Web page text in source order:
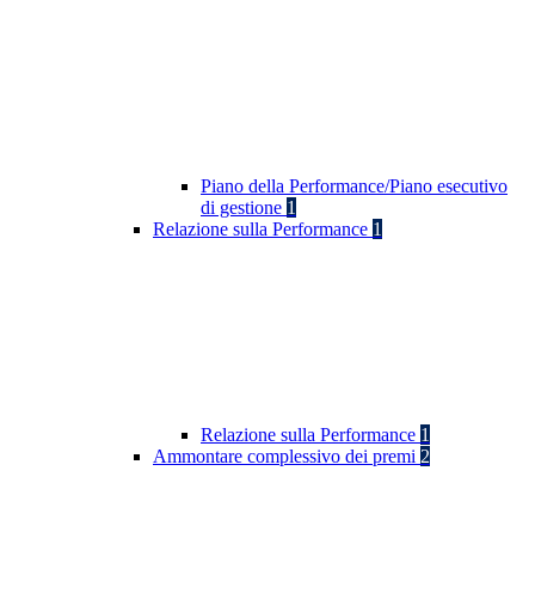
Piano della Performance/Piano esecutivo
di gestione 1
Relazione sulla Performance 1
Relazione sulla Performance 1
Ammontare complessivo dei premi 2